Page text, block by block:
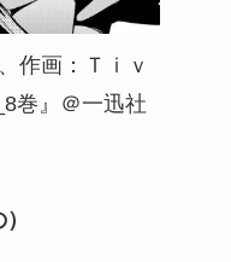
作画：Ｔｉｖ
巻』＠一迅社